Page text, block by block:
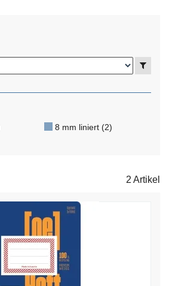
8 mm liniert (2)
2 Artikel